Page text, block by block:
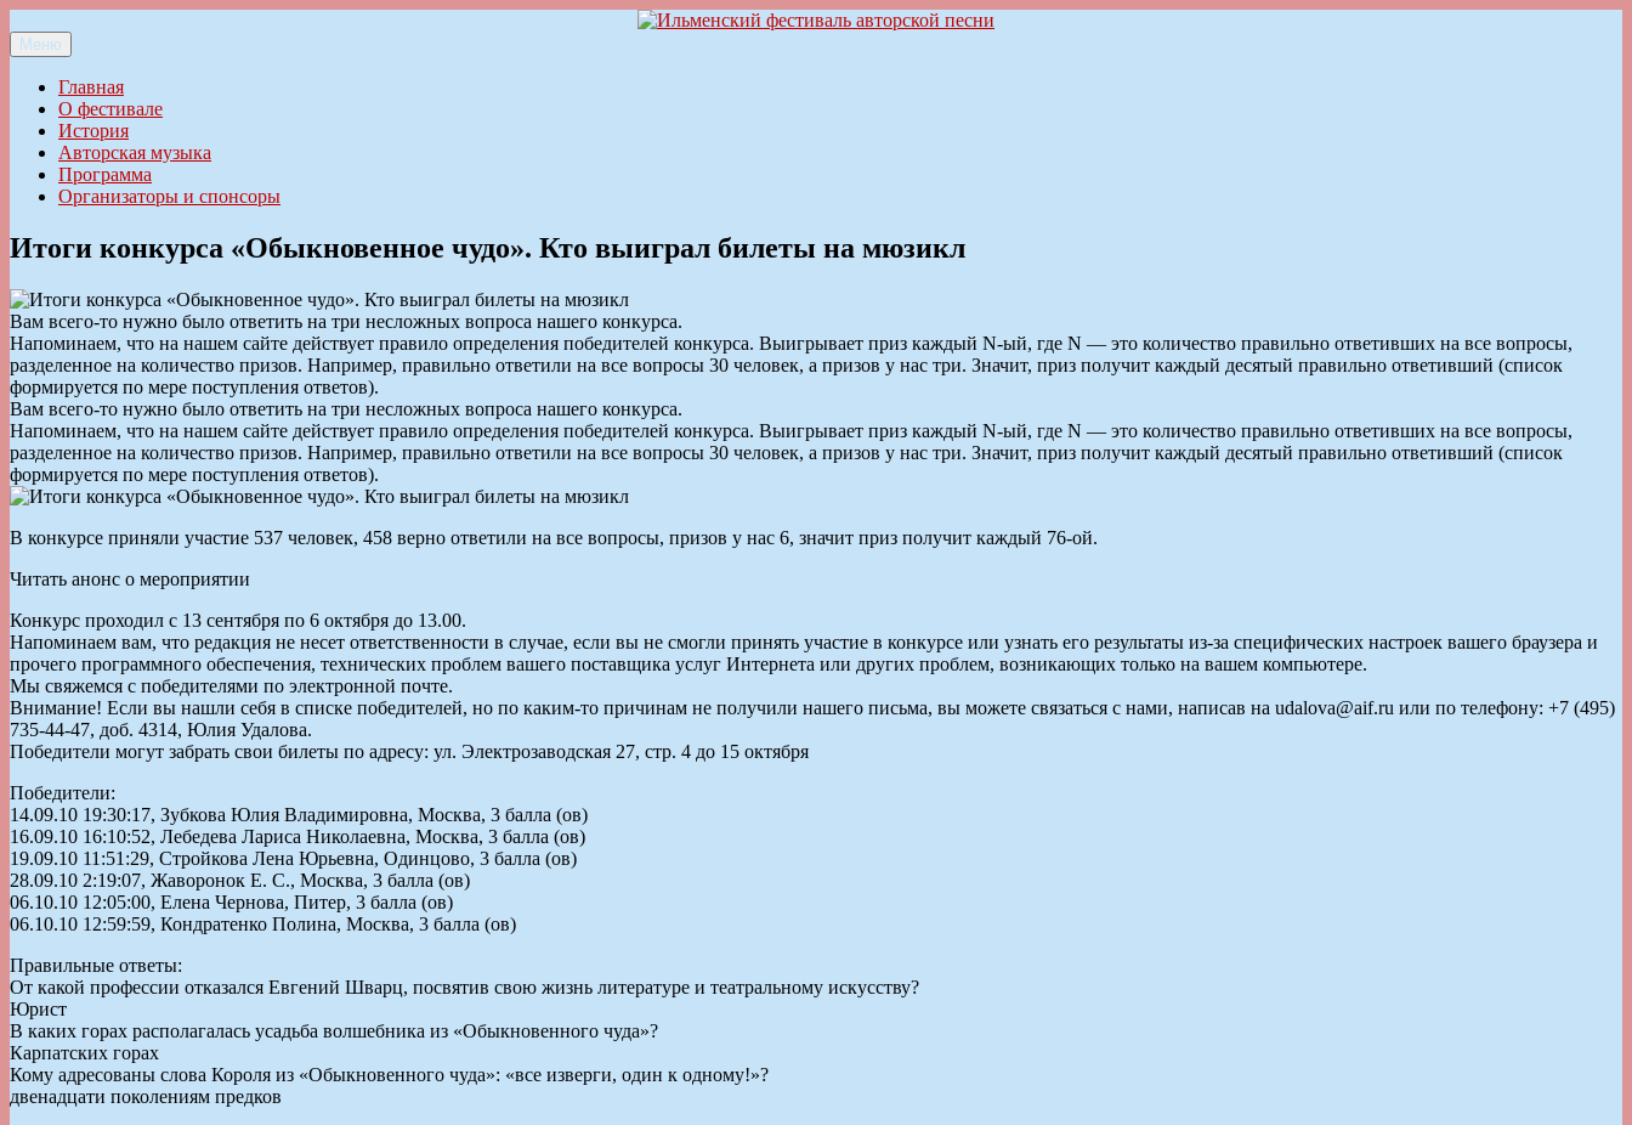
к
содержимому
Ильменский фестиваль авторской песни
Меню
Главная
О фестивале
История
Авторская музыка
Программа
Организаторы и спонсоры
Итоги конкурса «Обыкновенное чудо». Кто выиграл билеты на мюзикл
Вам всего-то нужно было ответить на три несложных вопроса нашего конкурса.
Напоминаем, что на нашем сайте действует правило определения победителей конкурса. Выигрывает приз каждый N-ый, где N — это количество правильно ответивших на все вопросы,
разделенное на количество призов. Например, правильно ответили на все вопросы 30 человек, а призов у нас три. Значит, приз получит каждый десятый правильно ответивший (список
формируется по мере поступления ответов).
Вам всего-то нужно было ответить на три несложных вопроса нашего конкурса.
Напоминаем, что на нашем сайте действует правило определения победителей конкурса. Выигрывает приз каждый N-ый, где N — это количество правильно ответивших на все вопросы,
разделенное на количество призов. Например, правильно ответили на все вопросы 30 человек, а призов у нас три. Значит, приз получит каждый десятый правильно ответивший (список
формируется по мере поступления ответов).
В конкурсе приняли участие 537 человек, 458 верно ответили на все вопросы, призов у нас 6, значит приз получит каждый 76-ой.
Читать анонс о мероприятии
Конкурс проходил с 13 сентября по 6 октября до 13.00.
Напоминаем вам, что редакция не несет ответственности в случае, если вы не смогли принять участие в конкурсе или узнать его результаты из-за специфических настроек вашего браузера и
прочего программного обеспечения, технических проблем вашего поставщика услуг Интернета или других проблем, возникающих только на вашем компьютере.
Мы свяжемся с победителями по электронной почте.
Внимание! Если вы нашли себя в списке победителей, но по каким-то причинам не получили нашего письма, вы можете связаться с нами, написав на udalova@aif.ru или по телефону: +7 (495)
735-44-47, доб. 4314, Юлия Удалова.
Победители могут забрать свои билеты по адресу: ул. Электрозаводская 27, стр. 4 до 15 октября
Победители:
14.09.10 19:30:17, Зубкова Юлия Владимировна, Москва, 3 балла (ов)
16.09.10 16:10:52, Лебедева Лариса Николаевна, Москва, 3 балла (ов)
19.09.10 11:51:29, Стройкова Лена Юрьевна, Одинцово, 3 балла (ов)
28.09.10 2:19:07, Жаворонок Е. С., Москва, 3 балла (ов)
06.10.10 12:05:00, Елена Чернова, Питер, 3 балла (ов)
06.10.10 12:59:59, Кондратенко Полина, Москва, 3 балла (ов)
Правильные ответы:
От какой профессии отказался Евгений Шварц, посвятив свою жизнь литературе и театральному искусству?
Юрист
В каких горах располагалась усадьба волшебника из «Обыкновенного чуда»?
Карпатских горах
Кому адресованы слова Короля из «Обыкновенного чуда»: «все изверги, один к одному!»?
двенадцати поколениям предков